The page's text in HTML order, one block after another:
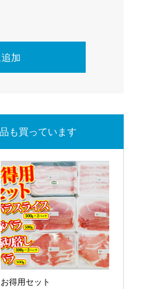
も買っています
お得用セット